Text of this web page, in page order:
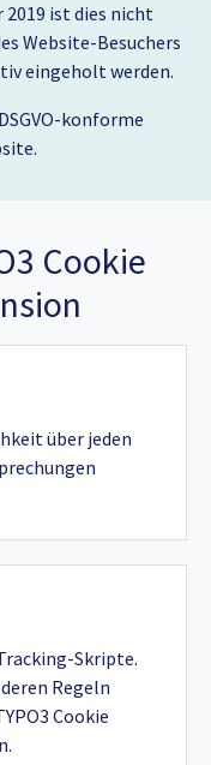
2019 ist dies nicht
Website-Besuchers
eingeholt werden.
konforme
Cookie
über jeden
Skripte.
Regeln
Cookie